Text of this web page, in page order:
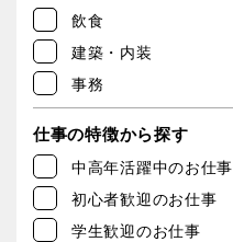
飲食
建築・内装
事務
仕事の特徴から探す
中高年活躍中のお仕事
初心者歓迎のお仕事
学生歓迎のお仕事